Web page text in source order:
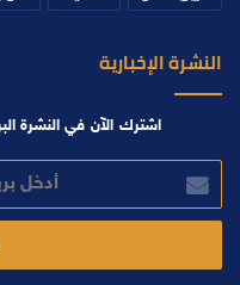
النشرة الإخبارية
اشترك الآن في النشرة
بريدك
الإلكتروني